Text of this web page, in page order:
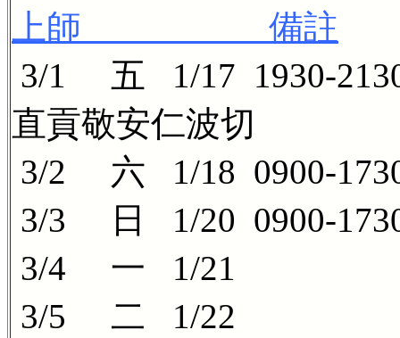
上師 備註
3/1 五 1/17 1930-
直貢敬安仁波切
3/2 六 1/18 0900-
3/3 日 1/20 0900-
3/4 一 1/21
3/5 二 1/22